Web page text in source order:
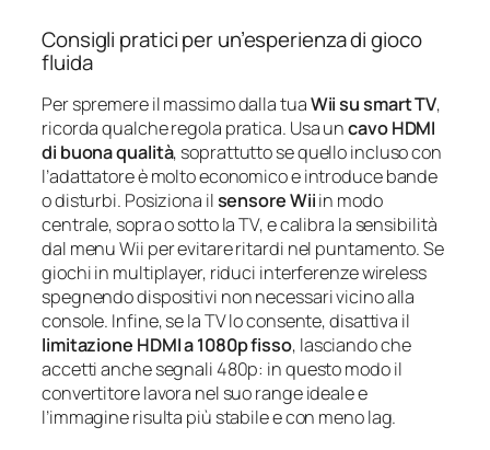
Consigli pratici per un’esperienza di gioco
fluida
Per spremere il massimo dalla tuaWii su smart TV,
ricorda qualche regola pratica. Usa uncavo HDMI
di buona qualità, soprattutto se quello incluso con
l’adattatore è molto economico e introduce bande
o disturbi. Posiziona ilsensore Wiiin modo
centrale, sopra o sotto la TV, e calibra la sensibilità
dal menu Wii per evitare ritardi nel puntamento. Se
giochi in multiplayer, riduci interferenze wireless
spegnendo dispositivi non necessari vicino alla
console. Infine, se la TV lo consente, disattiva il
limitazione HDMI a 1080p fisso, lasciando che
accetti anche segnali 480p: in questo modo il
convertitore lavora nel suo range ideale e
l’immagine risulta più stabile e con meno lag.